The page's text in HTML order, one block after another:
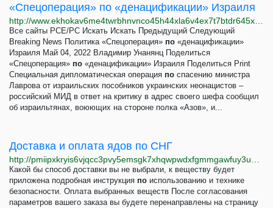
«Спецоперация» по «денацификации» Израиля
Все сайты РСЕ/РС Искать Искать Предыдущий Следующий
Breaking News Политика «Спецоперация» по «денацификации»
Израиля Май 04, 2022 Владимир Унанянц Поделиться
«Спецоперация» по «денацификации» Израиля Поделиться Print
Специальная дипломатическая операция по спасению министра
Лаврова от израильских пособников украинских неонацистов –
российский МИД в ответ на критику в адрес своего шефа сообщил
об израильтянах, воюющих на стороне полка «Азов», и...
Доставка и оплата ядов по СНГ
Какой бы способ доставки вы не выбрали, к веществу будет
приложена подробная инструкция по использованию и технике
безопасности. Оплата выбранных веществ После согласования
параметров вашего заказа вы будете перенаправлены на страницу